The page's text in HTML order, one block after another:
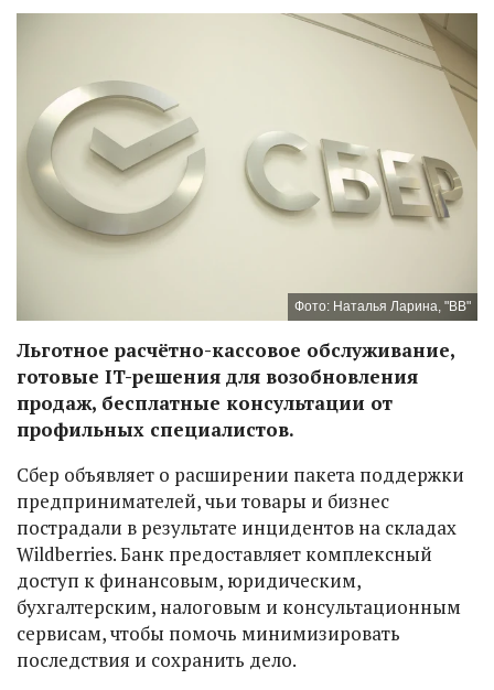
Фото: Наталья Ларина, "ВВ"
Льготное расчётно-кассовое обслуживание,
готовые IT-решения для возобновления
продаж, бесплатные консультации от
профильных специалистов.
Сбер объявляет о расширении пакета поддержки
предпринимателей, чьи товары и бизнес
пострадали в результате инцидентов на складах
Wildberries. Банк предоставляет комплексный
доступ к финансовым, юридическим,
бухгалтерским, налоговым и консультационным
сервисам, чтобы помочь минимизировать
последствия и сохранить дело.